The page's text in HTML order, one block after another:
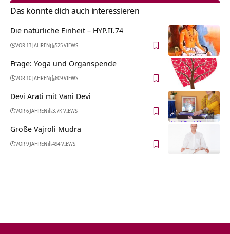
Das könnte dich auch interessieren
Die natürliche Einheit – HYP.II.74
VOR 13 JAHREN 525 VIEWS
Frage: Yoga und Organspende
VOR 10 JAHREN 609 VIEWS
Devi Arati mit Vani Devi
VOR 6 JAHREN 3.7K VIEWS
Große Vajroli Mudra
VOR 9 JAHREN 494 VIEWS